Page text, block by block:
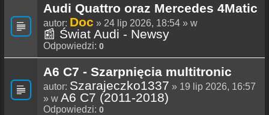
Audi Quattro oraz Mercedes 4Matic
autor: Doc » 24 lip 2026, 18:54 » w
📰 Świat Audi - Newsy
Odpowiedzi: 0
A6 C7 - Szarpnięcia multitronic
autor: Szarajeczko1337 » 19 lip 2026, 16:57
» w A6 C7 (2011-2018)
Odpowiedzi: 0